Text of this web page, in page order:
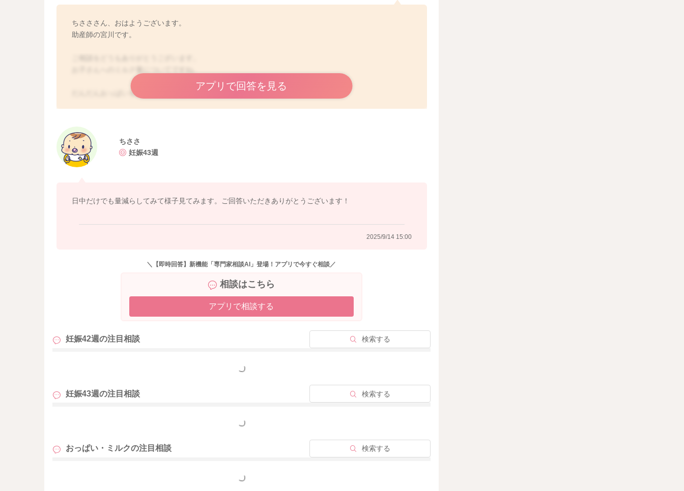
ちさささん、おはようございます。
助産師の宮川です。
だんだんおっぱいを飲める量も増えてきているのかなと思いました。
飲み過ぎていることでも、便秘がちになることもあります。
試しに日中だけでも追加のミルク量を40mlにされてみてはいかがでしょうか？
そうしてまた健診の際に体重の増えを確認されて、必要があれば再度ミルク量を調整されてみてもいいよ
うに思いました。
よかったら参考になさってみてください。
アプリで回答を見る
ちささ
妊娠43週
日中だけでも量減らしてみて様子見てみます。ご回答いただきありがとうございます！
2025/9/14 15:00
＼【即時回答】新機能「専門家相談AI」登場！アプリで今すぐ相談／
相談はこちら
アプリで相談する
妊娠42週の注目相談 検索する
もっと見る
妊娠43週の注目相談 検索する
もっと見る
おっぱい・ミルクの注目相談 検索する
もっと見る